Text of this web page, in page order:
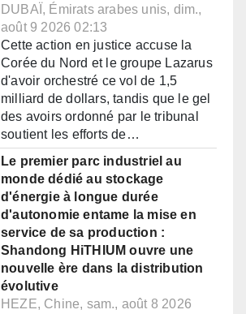
DUBAÏ, Émirats arabes unis, dim.,
août 9 2026 02:13
Cette action en justice accuse la
Corée du Nord et le groupe Lazarus
d'avoir orchestré ce vol de 1,5
milliard de dollars, tandis que le gel
des avoirs ordonné par le tribunal
soutient les efforts de…
Le premier parc industriel au
monde dédié au stockage
d'énergie à longue durée
d'autonomie entame la mise en
service de sa production :
Shandong HiTHIUM ouvre une
nouvelle ère dans la distribution
évolutive
HEZE, Chine, sam., août 8 2026